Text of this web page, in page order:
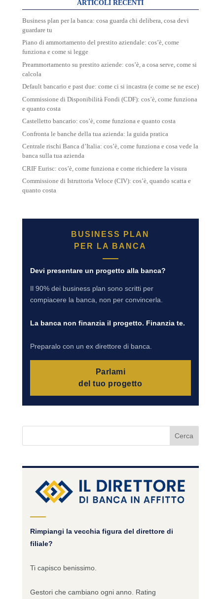
ARTICOLI RECENTI
Business plan per la banca: cosa guarda chi delibera, cosa devi
guardare tu
Piano di ammortamento del prestito aziendale: cos’è, come
funziona e come si legge
Preammortamento su prestito aziende: cos’è, a cosa serve, come si
calcola
Default bancario e past due: come ci si incastra (e come se ne esce)
Commissione di Disponibilità Fondi (CDF): cos’è, come funziona
e quanto costa
Castelletto bancario: cos’è, come funziona e quanto costa
Confronta le banche della tua azienda: la guida pratica
Centrale rischi Banca d’Italia: cos’è, come funziona e cosa vede la
banca sulla tua azienda
CRIF Eurisc: cos’è, come funziona e come richiedere la visura
Commissione di Istruttoria Veloce (CIV): cos’è, quando scatta e
quanto costa
BUSINESS PLAN
PER LA BANCA
Devi presentare un progetto alla banca?
Il 90% dei business plan sono scritti per
compiacere la banca, non per convincerla.
La banca non finanzia il progetto. Finanzia te.
Preparalo con un ex direttore di banca.
Parlami
del tuo progetto
Rimpiangi la vecchia figura del direttore di
filiale?
Ti capisco benissimo.
Gestori che cambiano ogni anno. Rating